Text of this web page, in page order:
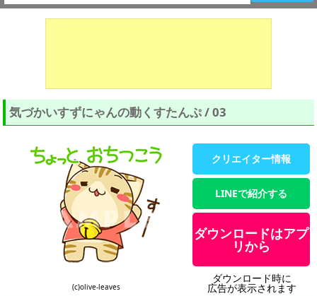
気づかいすずにゃんの動くすたんぷ / 03
(c)olive-leaves
クリエイター情報
LINEで紹介する
ダウンロードはアプ
リから
ダウンロード時に
広告が表示されます